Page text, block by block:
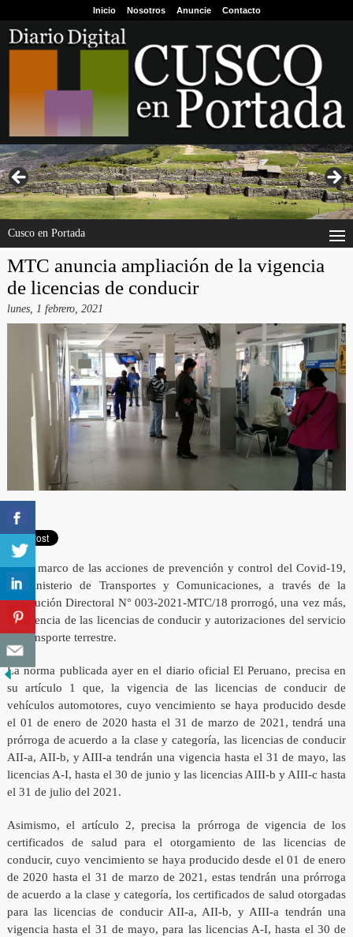
Inicio Nosotros Anuncie Contacto
Cusco en Portada
MTC anuncia ampliación de la vigencia
de licencias de conducir
lunes, 1 febrero, 2021
En el marco de las acciones de prevención y control del Covid-19,
el Ministerio de Transportes y Comunicaciones, a través de la
Resolución Directoral N° 003-2021-MTC/18 prorrogó, una vez más,
la vigencia de las licencias de conducir y autorizaciones del servicio
de transporte terrestre.
La norma publicada ayer en el diario oficial El Peruano, precisa en
su artículo 1 que, la vigencia de las licencias de conducir de
vehículos automotores, cuyo vencimiento se haya producido desde
el 01 de enero de 2020 hasta el 31 de marzo de 2021, tendrá una
prórroga de acuerdo a la clase y categoría, las licencias de conducir
AII-a, AII-b, y AIII-a tendrán una vigencia hasta el 31 de mayo, las
licencias A-I, hasta el 30 de junio y las licencias AIII-b y AIII-c hasta
el 31 de julio del 2021.
Asimismo, el artículo 2, precisa la prórroga de vigencia de los
certificados de salud para el otorgamiento de las licencias de
conducir, cuyo vencimiento se haya producido desde el 01 de enero
de 2020 hasta el 31 de marzo de 2021, estas tendrán una prórroga
de acuerdo a la clase y categoría, los certificados de salud otorgadas
para las licencias de conducir AII-a, AII-b, y AIII-a tendrán una
vigencia hasta el 31 de mayo, para las licencias A-I, hasta el 30 de